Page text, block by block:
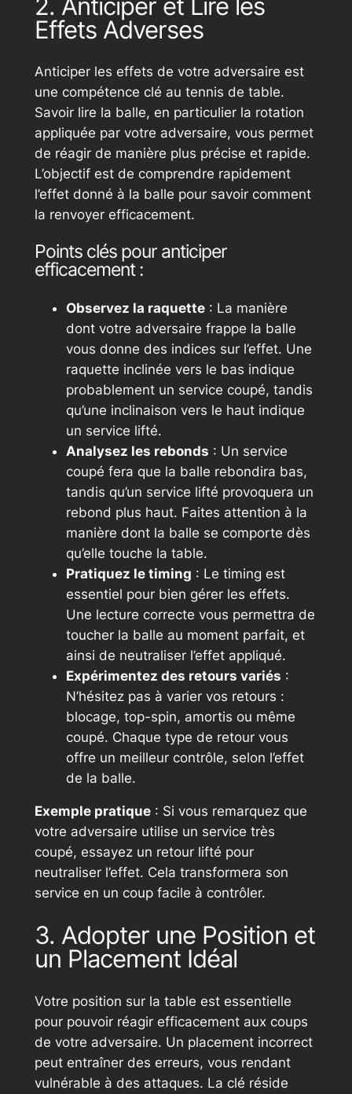
Effets Adverses
Anticiper les effets de votre adversaire est
une compétence clé au tennis de table.
Savoir lire la balle, en particulier la rotation
appliquée par votre adversaire, vous permet
de réagir de manière plus précise et rapide.
L’objectif est de comprendre rapidement
l’effet donné à la balle pour savoir comment
la renvoyer efficacement.
Points clés pour anticiper
efficacement :
Observez la raquette: La manière
dont votre adversaire frappe la balle
vous donne des indices sur l’effet. Une
raquette inclinée vers le bas indique
probablement un service coupé, tandis
qu’une inclinaison vers le haut indique
un service lifté.
Analysez les rebonds : Un service
coupé fera que la balle rebondira bas,
tandis qu’un service lifté provoquera un
rebond plus haut. Faites attention à la
manière dont la balle se comporte dès
qu’elle touche la table.
Pratiquez le timing : Le timing est
essentiel pour bien gérer les effets.
Une lecture correcte vous permettra de
toucher la balle au moment parfait, et
ainsi de neutraliser l’effet appliqué.
Expérimentez des retours variés :
N’hésitez pas à varier vos retours :
blocage, top-spin, amortis ou même
coupé. Chaque type de retour vous
offre un meilleur contrôle, selon l’effet
de la balle.
Exemple pratique: Si vous remarquez que
votre adversaire utilise un service très
coupé, essayez un retour lifté pour
neutraliser l’effet. Cela transformera son
service en un coup facile à contrôler.
3. Adopter une Position et
un Placement Idéal
Votre position sur la table est essentielle
pour pouvoir réagir efficacement aux coups
de votre adversaire. Un placement incorrect
peut entraîner des erreurs, vous rendant
vulnérable à des attaques. La clé réside